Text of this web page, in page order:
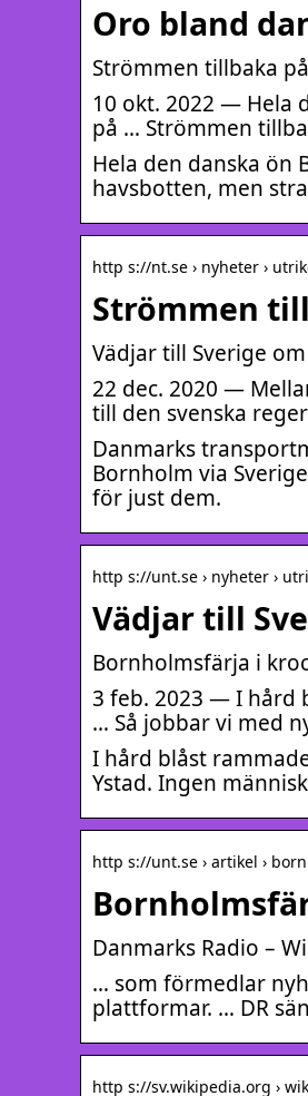
Oro bland
Strömmen tillbaka
10 okt. 2022 — Hela
på … Strömmen
Hela den danska ön
havsbotten, men
http s://nt.se › nyheter ›
Strömmen
Vädjar till Sverige
22 dec. 2020 —
till den svenska
Danmarks
Bornholm via
för just dem.
http s://unt.se › nyheter ›
Vädjar till
Bornholmsfärja i
3 feb. 2023 — I hård
… Så jobbar vi med
I hård blåst
Ystad. Ingen
http s://unt.se › artikel ›
Danmarks Radio –
… som förmedlar
plattformar. … DR
http s://sv.wikipedia.org ›